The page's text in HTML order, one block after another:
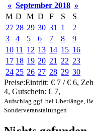
« September 2018 »
M D M D F S
S
27 28 29 30 31 1
2
3
4 5 6 7 8
9
10 11 12 13 14 15 16
17 18 19 20 21 22 23
24 25 26 27 28 29 30
Preise:Eintritt: € 7 / € 6,
4, Gutschein: € 7,
Aufschlag ggf. bei Überlänge,
Sonderveranstaltungen